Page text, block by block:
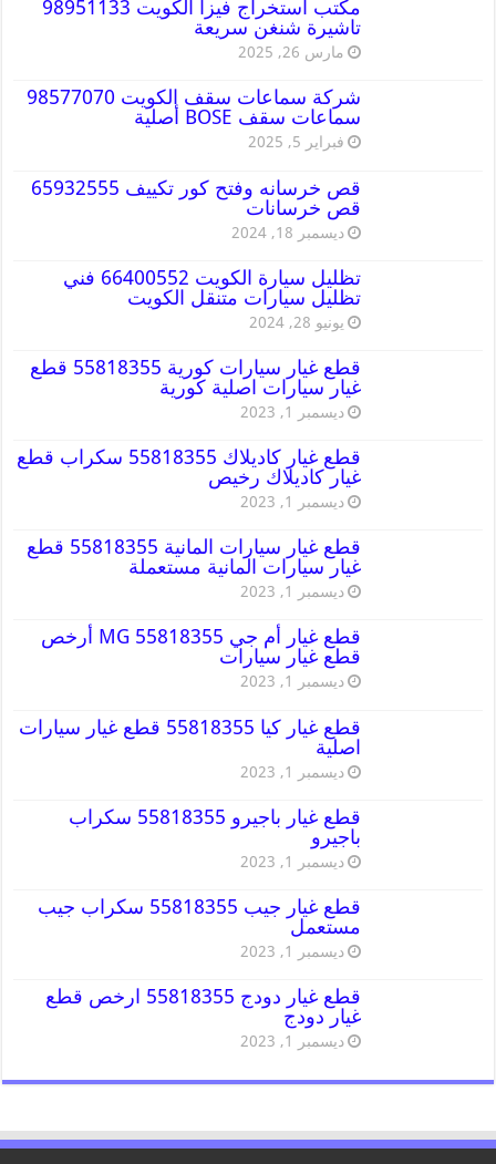
مكتب استخراج فيزا الكويت 98951133
تاشيرة شنغن سريعة
مارس 26, 2025
شركة سماعات سقف الكويت 98577070
سماعات سقف BOSE أصلية
فبراير 5, 2025
قص خرسانه وفتح كور تكييف 65932555
قص خرسانات
ديسمبر 18, 2024
تظليل سيارة الكويت 66400552 فني
تظليل سيارات متنقل الكويت
يونيو 28, 2024
قطع غيار سيارات كورية 55818355 قطع
غيار سيارات اصلية كورية
ديسمبر 1, 2023
قطع غيار كاديلاك 55818355 سكراب قطع
غيار كاديلاك رخيص
ديسمبر 1, 2023
قطع غيار سيارات المانية 55818355 قطع
غيار سيارات المانية مستعملة
ديسمبر 1, 2023
قطع غيار أم جي MG 55818355 أرخص
قطع غيار سيارات
ديسمبر 1, 2023
قطع غيار كيا 55818355 قطع غيار سيارات
اصلية
ديسمبر 1, 2023
قطع غيار باجيرو 55818355 سكراب
باجيرو
ديسمبر 1, 2023
قطع غيار جيب 55818355 سكراب جيب
مستعمل
ديسمبر 1, 2023
قطع غيار دودج 55818355 ارخص قطع
غيار دودج
ديسمبر 1, 2023